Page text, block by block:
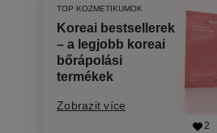
2
TOP KOZMETIKUMOK
Koreai bestsellerek
– a legjobb koreai
bőrápolási
termékek
Zobrazit více